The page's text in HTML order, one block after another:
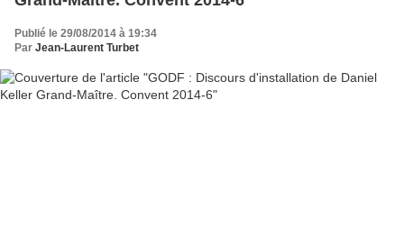
Publié le 29/08/2014 à 19:34
Par Jean-Laurent Turbet